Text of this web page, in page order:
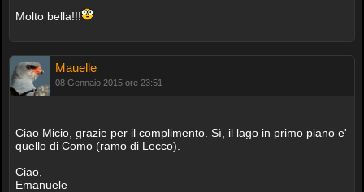
Molto bella!!!
Mauelle
08 Gennaio 2015 ore 23:51
Ciao Micio, grazie per il complimento. Sì, il lago in primo piano e'
quello di Como (ramo di Lecco).
Ciao,
Emanuele